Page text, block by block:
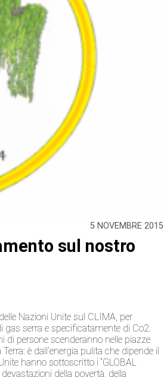
5 NOVEMBRE 2015
sul nostro
Nazioni Unite sul CLIMA, per
gas serra e specificatamente di Co2.
di persone scenderanno nelle piazze
è dall’energia pulita che dipende il
hanno sottoscritto i “GLOBAL
della povertà, della